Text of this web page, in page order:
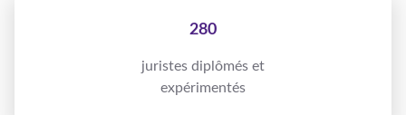
280
juristes diplômés et
expérimentés